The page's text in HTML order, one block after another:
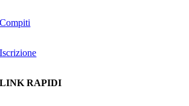
Compiti
Iscrizione
LINK RAPIDI